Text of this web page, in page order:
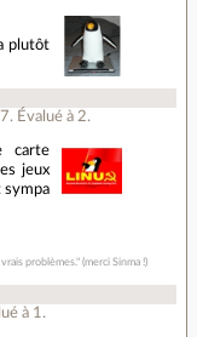
plutôt
. Évalué à2.
carte
jeux
sympa
problèmes." (merci Sinma !)
à 1 .